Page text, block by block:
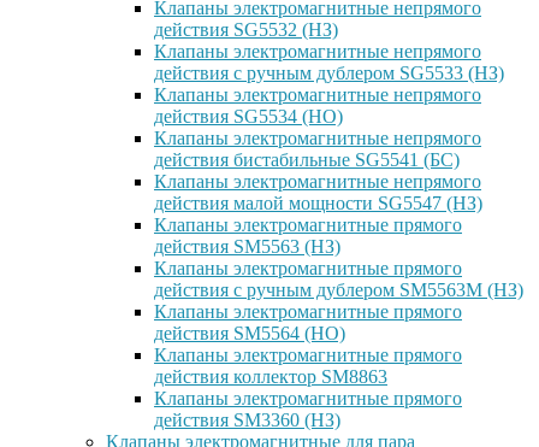
Клапаны электромагнитные непрямого
действия SG5532 (НЗ)
Клапаны электромагнитные непрямого
действия с ручным дублером SG5533 (НЗ)
Клапаны электромагнитные непрямого
действия SG5534 (НО)
Клапаны электромагнитные непрямого
действия бистабильные SG5541 (БС)
Клапаны электромагнитные непрямого
действия малой мощности SG5547 (НЗ)
Клапаны электромагнитные прямого
действия SM5563 (НЗ)
Клапаны электромагнитные прямого
действия с ручным дублером SM5563M (НЗ)
Клапаны электромагнитные прямого
действия SM5564 (НО)
Клапаны электромагнитные прямого
дейcтвия коллектор SM8863
Клапаны электромагнитные прямого
действия SM3360 (НЗ)
Клапаны электромагнитные для пара